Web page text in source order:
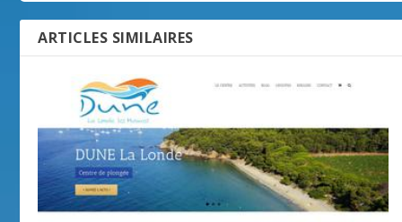
ARTICLES SIMILAIRES